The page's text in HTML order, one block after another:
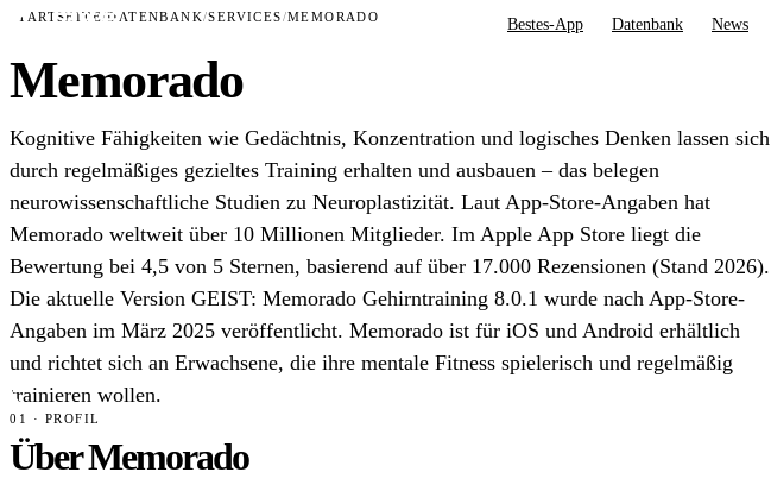
Bestes-App Datenbank News
STARTSEITE/DATENBANK/SERVICES/MEMORADO
Memorado
Kognitive Fähigkeiten wie Gedächtnis, Konzentration und logisches Denken lassen sich
durch regelmäßiges gezieltes Training erhalten und ausbauen – das belegen
neurowissenschaftliche Studien zu Neuroplastizität. Laut App-Store-Angaben hat
Memorado weltweit über 10 Millionen Mitglieder. Im Apple App Store liegt die
Bewertung bei 4,5 von 5 Sternen, basierend auf über 17.000 Rezensionen (Stand 2026).
Die aktuelle Version GEIST: Memorado Gehirntraining 8.0.1 wurde nach App-Store-
Angaben im März 2025 veröffentlicht. Memorado ist für iOS und Android erhältlich
und richtet sich an Erwachsene, die ihre mentale Fitness spielerisch und regelmäßig
trainieren wollen.
01 · PROFIL
Über Memorado